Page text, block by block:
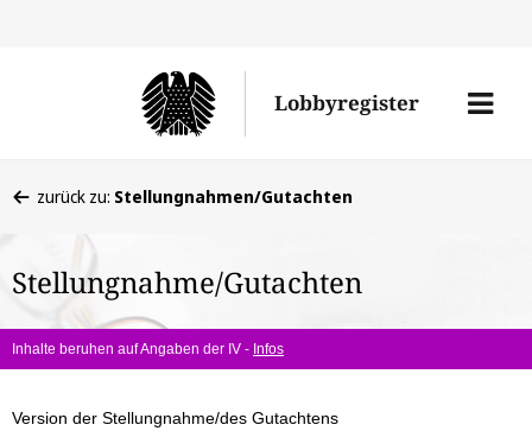
Lobbyregister
Menü
befinden
hier:
zurück zu: Stellungnahmen/Gutachten
Stellungnahme/Gutachten
Inhalte beruhen auf Angaben der IV - Infos
Version der Stellungnahme/des Gutachtens